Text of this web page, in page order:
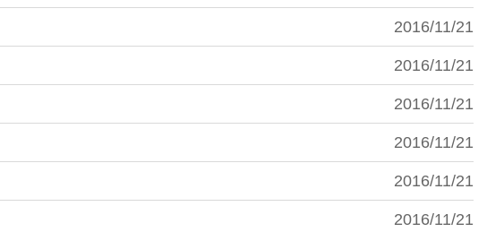
2016/11/21
2016/11/21
2016/11/21
2016/11/21
2016/11/21
2016/11/21